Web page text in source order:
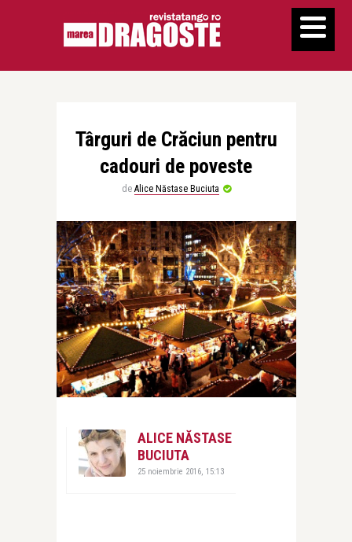
Târguri de Crăciun pentru
cadouri de poveste
de Alice Năstase Buciuta
ALICE NĂSTASE
BUCIUTA
25 noiembrie 2016, 15:13